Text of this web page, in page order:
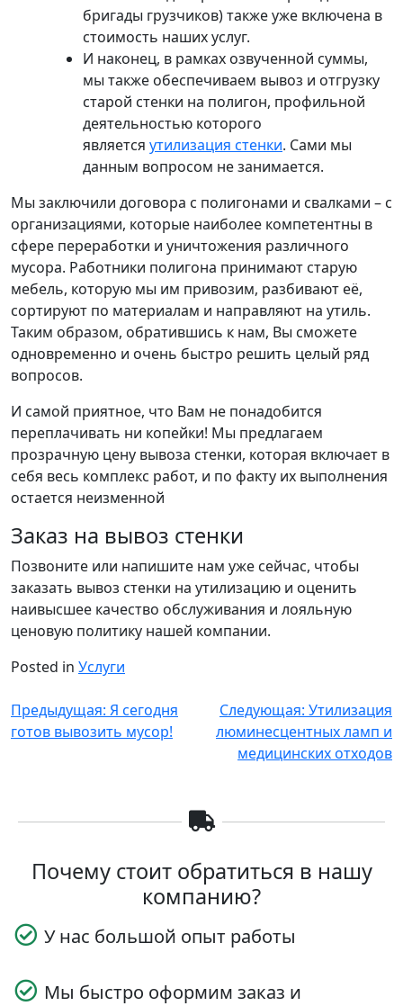
бригады грузчиков) также уже включена в
стоимость наших услуг.
И наконец, в рамках озвученной суммы,
мы также обеспечиваем вывоз и отгрузку
старой стенки на полигон, профильной
деятельностью которого
является утилизация стенки. Сами мы
данным вопросом не занимается.
Мы заключили договора с полигонами и свалками – с
организациями, которые наиболее компетентны в
сфере переработки и уничтожения различного
мусора. Работники полигона принимают старую
мебель, которую мы им привозим, разбивают её,
сортируют по материалам и направляют на утиль.
Таким образом, обратившись к нам, Вы сможете
одновременно и очень быстро решить целый ряд
вопросов.
И самой приятное, что Вам не понадобится
переплачивать ни копейки! Мы предлагаем
прозрачную цену вывоза стенки, которая включает в
себя весь комплекс работ, и по факту их выполнения
остается неизменной
Заказ на вывоз стенки
Позвоните или напишите нам уже сейчас, чтобы
заказать вывоз стенки на утилизацию и оценить
наивысшее качество обслуживания и лояльную
ценовую политику нашей компании.
Posted in Услуги
Навигация
по
Предыдущая: Я сегодня
готов вывозить мусор!
Следующая: Утилизация
люминесцентных ламп и
медицинских отходов
Почему стоит обратиться в нашу
компанию?
У нас большой опыт работы
Мы быстро оформим заказ и